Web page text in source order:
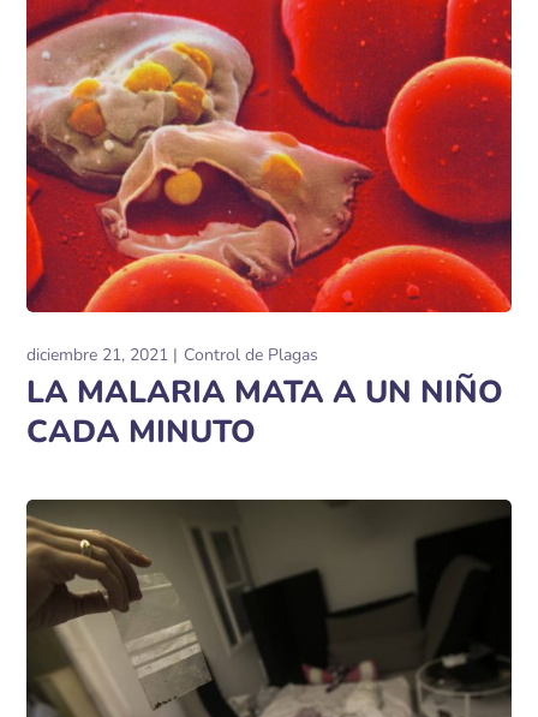
diciembre 21, 2021 Control de Plagas
LA MALARIA MATA A UN NIÑO
CADA MINUTO